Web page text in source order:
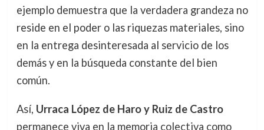
ejemplo demuestra que la verdadera grandeza no
reside en el poder o las riquezas materiales, sino
en la entrega desinteresada al servicio de los
demás y en la búsqueda constante del bien
común.
Así, Urraca López de Haro y Ruiz de Castro
permanece viva en la memoria colectiva como